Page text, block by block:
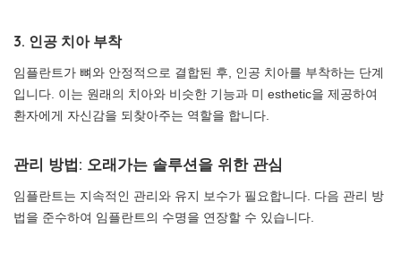
3. 인공 치아 부착
임플란트가 뼈와 안정적으로 결합된 후, 인공 치아를 부착하는 단계
입니다. 이는 원래의 치아와 비슷한 기능과 미 esthetic을 제공하여
환자에게 자신감을 되찾아주는 역할을 합니다.
관리 방법: 오래가는 솔루션을 위한 관심
임플란트는 지속적인 관리와 유지 보수가 필요합니다. 다음 관리 방
법을 준수하여 임플란트의 수명을 연장할 수 있습니다.